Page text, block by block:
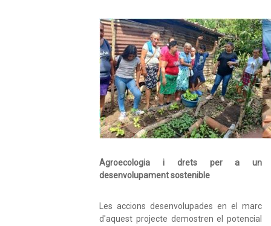
Agroecologia i drets per a un
desenvolupament sostenible
Les accions desenvolupades en el marc
d'aquest projecte demostren el potencial